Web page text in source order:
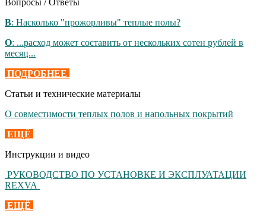
Вопросы / Ответы
В: Насколько "прожорливы" теплые полы?
О: ...расход может составить от нескольких сотен рублей в
месяц...
ПОДРОБНЕЕ
Статьи и технические материалы
О совместимости теплых полов и напольных покрытий
ЕЩЁ
Инструкции и видео
РУКОВОДСТВО ПО УСТАНОВКЕ И ЭКСПЛУАТАЦИИ
REXVA
ЕЩЁ